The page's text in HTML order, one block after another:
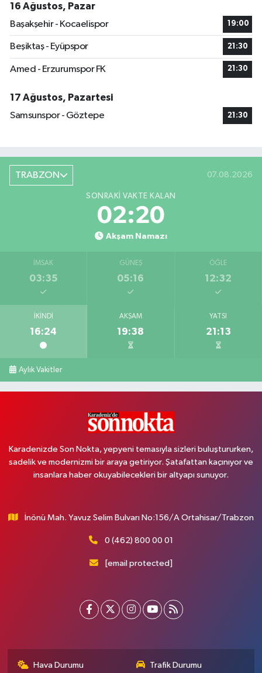
16 Ağustos, Pazar
Başakşehir - Kocaelispor
19:00
Beşiktaş - Eyüpspor 21:30
Amed - Erzurumspor FK 21:30
17 Ağustos, Pazartesi
Samsunspor - Göztepe
21:30
TRABZON 07.08.2026
SONRAKI VAKTE KALAN
02:20
Akşam Namazı
İMSAK
03:35
GÜNEŞ
05:16
ÖĞLE
12:32
İKINDI
16:24
AKŞAM
19:38
YATSI
21:13
Aylık Vakitler
Karadenizde Son Nokta, yepyeni temasıyla sizleri buluştururken,
sadelik ve modernizmi bir araya getiriyor. Şatafattan kaçınıyor ve
insanlara haber okuyabilecekleri bir altyapı sunuyor.
İnönü Mah. Yavuz Selim Bulvarı No:156/A Ortahisar/Trabzon
0 (462) 800 00 01
[email protected]
Hava Durumu Trafik Durumu